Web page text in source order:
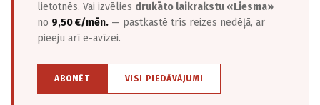
lietotnēs. Vai izvēlies drukāto laikrakstu «Liesma»
no 9,50 €/mēn. — pastkastē trīs reizes nedēļā, ar
pieeju arī e-avīzei.
ABONĒT VISI PIEDĀVĀJUMI